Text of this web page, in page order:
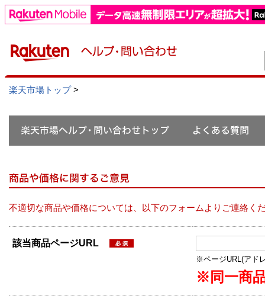
楽天市場トップ>
不適切な商品や価格については、以下のフォームよりご連絡く
該当商品ページURL
※ページURL(アド
※同一商